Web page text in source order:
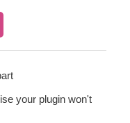
your plugin won't